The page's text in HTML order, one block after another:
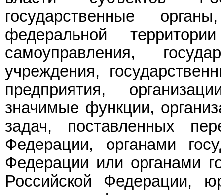
государственные
федеральной
самоуправления,
учреждения,
предприятия,
значимые функции,
задач, поставленных
Федерации, органами
Федерации или органами
Российской Федерации,